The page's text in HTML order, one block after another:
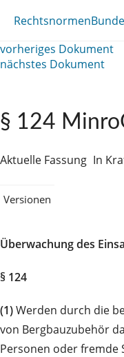
Rechtsnormen
vorheriges Dokument
nächstes Dokument
§ 124
Aktuelle Fassung In
Versionen
Überwachung des
§ 124
(1)Werden durch die
von Bergbauzubehör
Personen oder fremde